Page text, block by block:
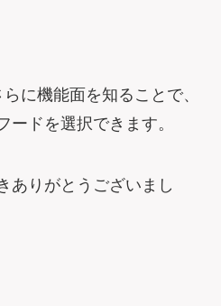
に機能面を知ることで、
ードを選択できます。
ありがとうございまし